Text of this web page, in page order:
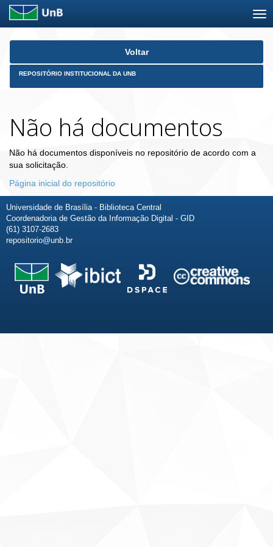
Skip
Voltar
REPOSITÓRIO INSTITUCIONAL DA UNB
Não há documentos
Não há documentos disponíveis no repositório de acordo com a
sua solicitação.
Página inicial do repositório
Universidade de Brasília - Biblioteca Central
Coordenadoria de Gestão da Informação Digital - GID
(61) 3107-2683
repositorio@unb.br